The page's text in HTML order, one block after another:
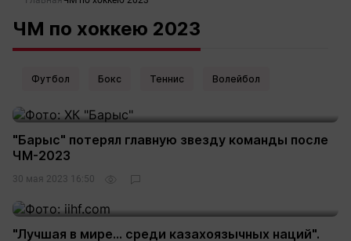
ЧМ по хоккею 2023
Футбол Бокс Теннис Волейбол
"Барыс" потерял главную звезду команды после
ЧМ-2023
30 мая 2023 16:50
"Лучшая в мире... среди казахоязычных наций".